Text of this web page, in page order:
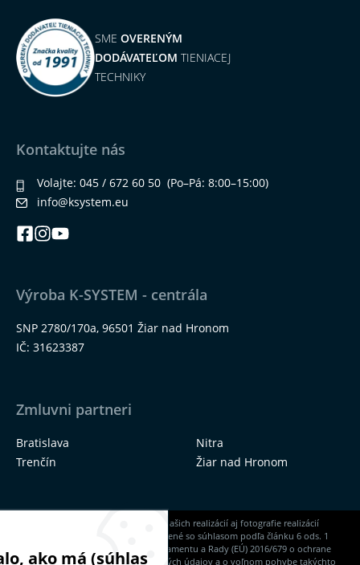
SME OVERENÝM
DODÁVATEĽOM TIENIACEJ
TECHNIKY
Kontaktujte nás
Volajte: 045 / 672 60 50 (Po–Pá: 8:00–15:00)
info@ksystem.eu
Výroba K-SYSTEM - centrála
SNP 2780/170a, 96501 Žiar nad Hronom
IČ: 31623387
Zmluvni partneri
Bratislava
Nitra
Trenčín
Žiar nad Hronom
Na našich stránkach nájdete okrem našich realizácií aj fotografie realizácií
našich dodávateľov, ktoré sú zverejnené so súhlasom podľa článku 6 ods. 1
písm. a) Nariadenia Európskeho parlamentu a Rady (EÚ) 2016/679 o ochrane
fyzických osôb pri spracúvaní osobných údajov a o voľnom pohybe takýchto
ako má (súhlas